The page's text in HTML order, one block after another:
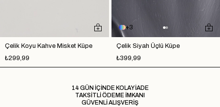
Çelik Koyu Kahve Misket Küpe
₺299,99
3
Çelik Siyah Üçlü Küpe
₺399,99
14 GÜN İÇİNDE KOLAY İADE
TAKSİTLİ ÖDEME İMKANI
GÜVENLİ ALIŞVERİŞ